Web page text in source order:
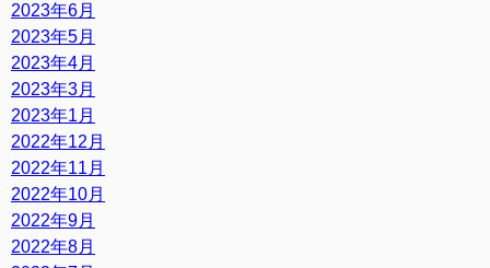
2023年6月
2023年5月
2023年4月
2023年3月
2023年1月
2022年12月
2022年11月
2022年10月
2022年9月
2022年8月